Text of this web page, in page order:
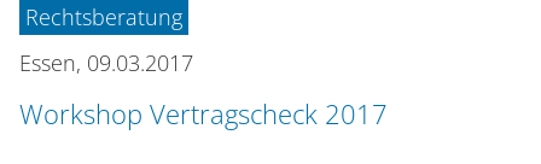
Rechtsberatung
Essen, 09.03.2017
Workshop Vertragscheck 2017